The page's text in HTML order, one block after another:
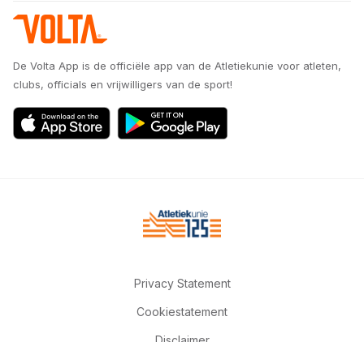
De Volta App is de officiële app van de Atletiekunie voor atleten,
clubs, officials en vrijwilligers van de sport!
Privacy Statement
Cookiestatement